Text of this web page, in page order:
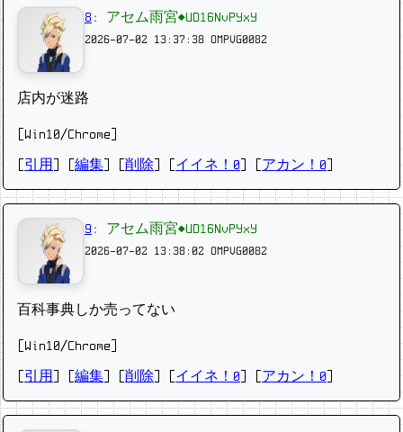
8 : アセム雨宮◆UD16NvPYxY
2026-07-02 13:37:38 OMPVG0082
店内が迷路
[Win10/Chrome]
引用 編集 削除 イイネ！0 アカン！0
9 : アセム雨宮◆UD16NvPYxY
2026-07-02 13:38:02 OMPVG0082
百科事典しか売ってない
[Win10/Chrome]
引用 編集 削除 イイネ！0 アカン！0